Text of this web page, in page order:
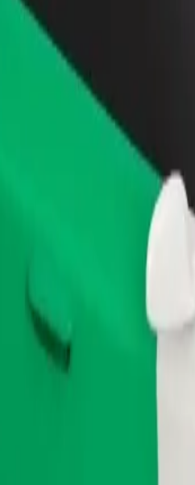
أضف أسطولك إلى بولت وقم بزيادة
احصل على التطبيق